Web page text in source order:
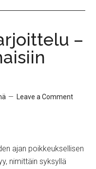
–
Leave a Comment
ajan poikkeuksellisen
nimittäin syksyllä